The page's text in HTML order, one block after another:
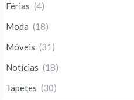
Férias (4)
Moda (18)
Móveis (31)
Notícias (18)
Tapetes (30)